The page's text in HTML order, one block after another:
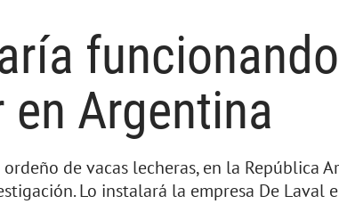
funcionando
Argentina
de vacas lecheras, en la República
Lo instalará la empresa De Laval